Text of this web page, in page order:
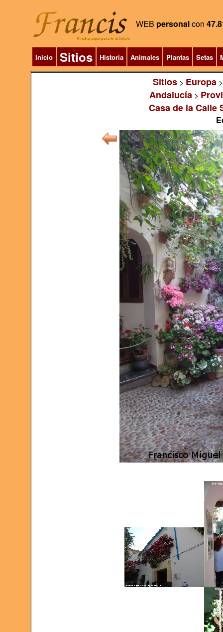
WEB personalcon
Inicio Sitios Historia Animales Plantas Setas
Sitios> Europa
Andalucía >
Casa de la Calle